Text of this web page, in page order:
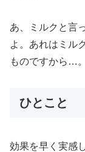
あ、ミルクと言
よ。あれはミル
ものですから…。
ひとこと
効果を早く実感